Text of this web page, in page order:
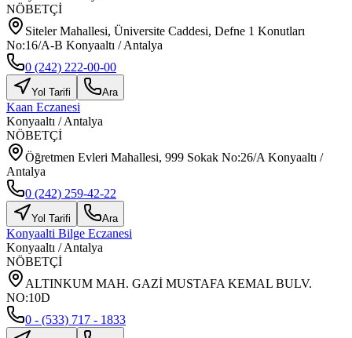
NÖBETÇİ
Siteler Mahallesi, Üniversite Caddesi, Defne 1 Konutları
No:16/A-B Konyaaltı / Antalya
0 (242) 222-00-00
Yol Tarifi Ara
Kaan Eczanesi
Konyaaltı /Antalya
NÖBETÇİ
Öğretmen Evleri Mahallesi, 999 Sokak No:26/A Konyaaltı /
Antalya
0 (242) 259-42-22
Yol Tarifi Ara
Konyaalti Bilge Eczanesi
Konyaaltı /Antalya
NÖBETÇİ
ALTINKUM MAH. GAZİ MUSTAFA KEMAL BULV.
NO:10D
0 - (533) 717 - 1833